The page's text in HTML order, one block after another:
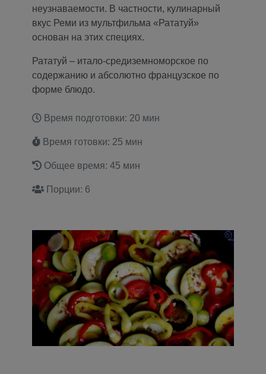
неузнаваемости. В частности, кулинарный
вкус Реми из мультфильма «Рататуй»
основан на этих специях.
Рататуй – итало-средиземноморское по
содержанию и абсолютно французское по
форме блюдо.
Время подготовки: 20 мин
Время готовки: 25 мин
Общее время: 45 мин
Порции: 6